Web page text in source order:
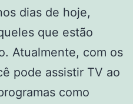
dias de hoje,
que estão
Atualmente, com os
pode assistir TV ao
como